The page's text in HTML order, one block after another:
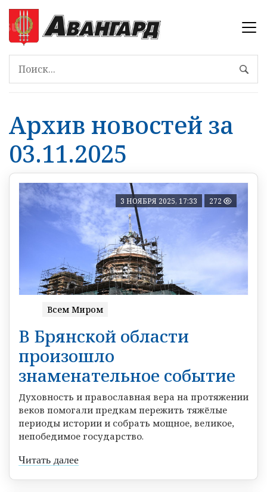
Архив новостей за
03.11.2025
3 НОЯБРЯ 2025, 17:33 272
Всем Миром
В Брянской области
произошло
знаменательное событие
Духовность и православная вера на протяжении
веков помогали предкам пережить тяжёлые
периоды истории и собрать мощное, великое,
непобедимое государство.
Читать далее